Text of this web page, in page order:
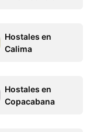
Hostales en
Calima
Hostales en
Copacabana